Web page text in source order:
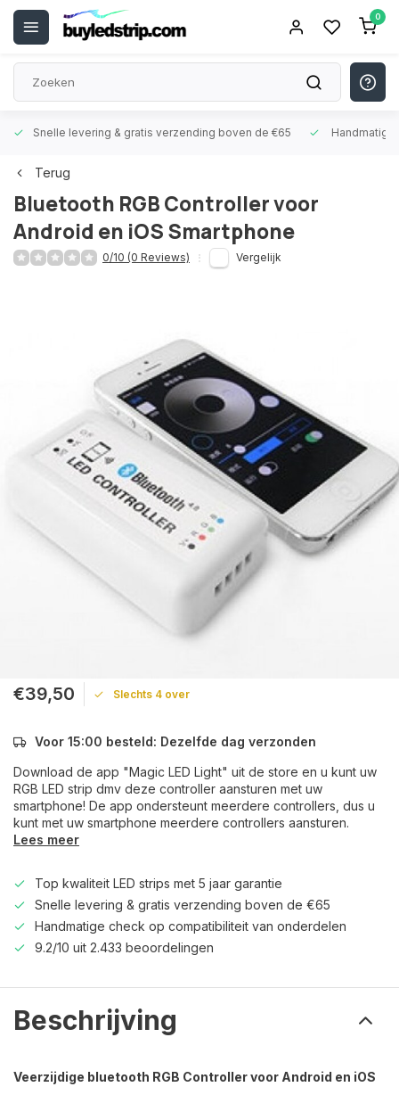
0
Snelle levering & gratis verzending boven de €65
Terug
Bluetooth RGB Controller voor
Android en iOS Smartphone
0/10 (0 Reviews) Vergelijk
€39,50 Slechts 4 over
Voor 15:00 besteld: Dezelfde dag verzonden
Download de app "Magic LED Light" uit de store en u kunt uw
RGB LED strip dmv deze controller aansturen met uw
smartphone! De app ondersteunt meerdere controllers, dus u
kunt met uw smartphone meerdere controllers aansturen.
Lees meer
Top kwaliteit LED strips met 5 jaar garantie
Snelle levering & gratis verzending boven de €65
Handmatige check op compatibiliteit van onderdelen
9.2/10 uit 2.433 beoordelingen
Beschrijving
Veerzijdige bluetooth RGB Controller voor Android en iOS